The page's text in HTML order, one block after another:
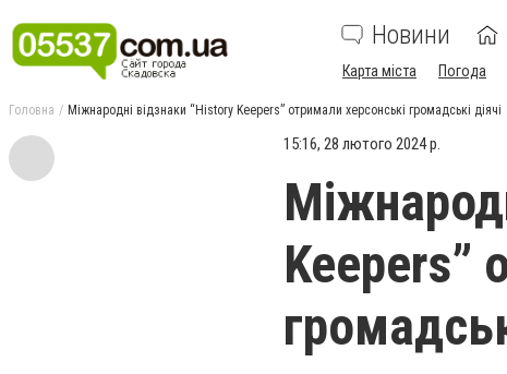
Новини
Карта міста Погода
Головна Міжнародні відзнаки “History Keepers” отримали херсонські громадські діячі
15:16, 28 лютого 2024 р.
Keepers”